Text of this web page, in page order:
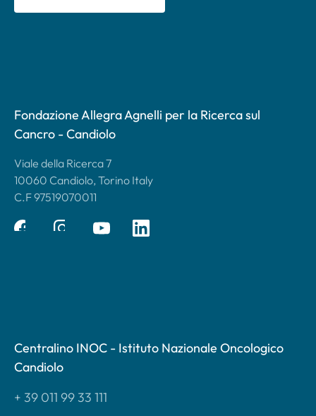
Fondazione Allegra Agnelli per la Ricerca sul
Cancro - Candiolo
Viale della Ricerca 7
10060 Candiolo, Torino Italy
C.F 97519070011
Centralino INOC - Istituto Nazionale Oncologico
Candiolo
+ 39 011 99 33 111